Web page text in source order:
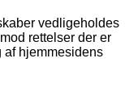
vedligeholdes
rettelser der er
af hjemmesidens